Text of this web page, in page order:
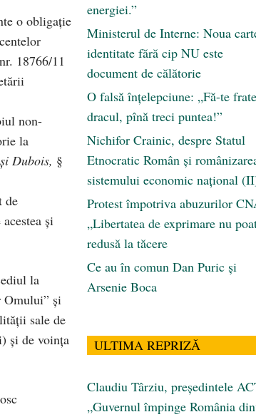
o obligație
18766/11
non-
la
Dubois, §
de
și
la
Omului” și
sale de
și de voința
energiei.”
Ministerul de Interne: Noua
identitate fără cip NU este
document de călătorie
O falsă înțelepciune: „Fă-te
dracul, pînă treci puntea!”
Nichifor Crainic, despre Statul
Etnocratic Român şi
sistemului economic naţional
Protest împotriva abuzurilor
„Libertatea de exprimare nu
redusă la tăcere
Ce au în comun Dan Puric şi
Arsenie Boca
ULTIMA REPRIZĂ
Claudiu Târziu, președintele
„Guvernul împinge România